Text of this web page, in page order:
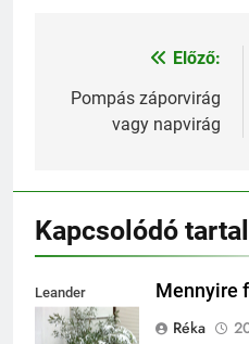
Bejegyzés
navigáció
Előző:
Pompás záporvirág
vagy napvirág
Kapcsolódó
Leander
fagytűrése
Mennyire
Réka